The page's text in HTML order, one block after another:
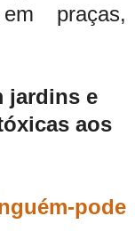
praças,
jardins e
aos
pode